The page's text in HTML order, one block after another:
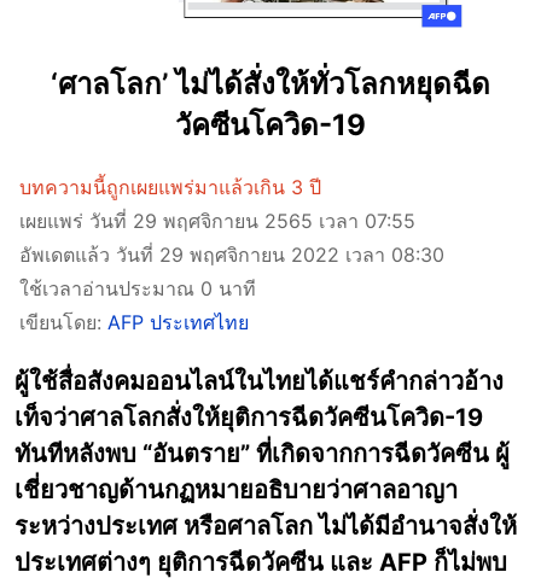
‘ศาลโลก’ ไม่ได้สั่งให้ทั่วโลกหยุดฉีด
วัคซีนโควิด-19
บทความนี้ถูกเผยแพร่มาแล้วเกิน 3 ปี
เผยแพร่ วันที่ 29 พฤศจิกายน 2565 เวลา 07:55
อัพเดตแล้ว วันที่ 29 พฤศจิกายน 2022 เวลา 08:30
ใช้เวลาอ่านประมาณ 0 นาที
เขียนโดย: AFP ประเทศไทย
ผู้ใช้สื่อสังคมออนไลน์ในไทยได้แชร์คำกล่าวอ้าง
เท็จว่าศาลโลกสั่งให้ยุติการฉีดวัคซีนโควิด-19
ทันทีหลังพบ “อันตราย” ที่เกิดจากการฉีดวัคซีน ผู้
เชี่ยวชาญด้านกฏหมายอธิบายว่าศาลอาญา
ระหว่างประเทศ หรือศาลโลก ไม่ได้มีอำนาจสั่งให้
ประเทศต่างๆ ยุติการฉีดวัคซีน และ AFP ก็ไม่พบ